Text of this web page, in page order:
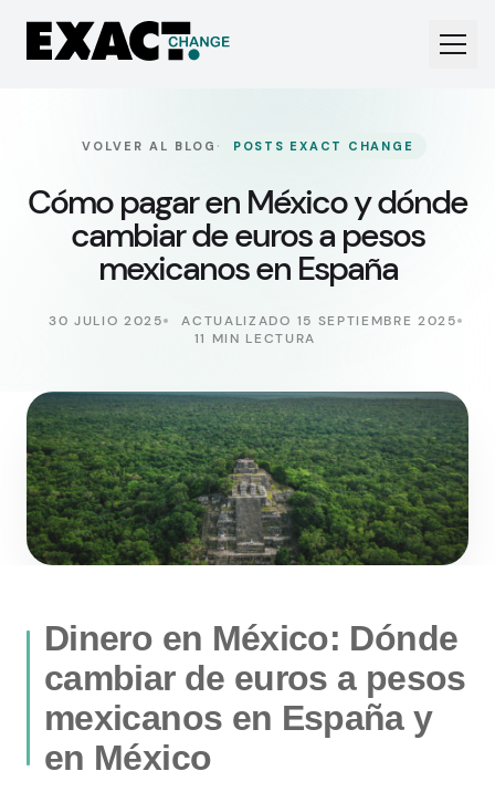
VOLVER AL BLOG · POSTS EXACT CHANGE
Cómo pagar en México y dónde
cambiar de euros a pesos
mexicanos en España
30 JULIO 2025
ACTUALIZADO 15 SEPTIEMBRE 2025
11 MIN LECTURA
Dinero en México: Dónde
cambiar de euros a pesos
mexicanos en España y
en México